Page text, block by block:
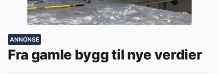
ANNONSE
Fra gamle bygg til nye verdier